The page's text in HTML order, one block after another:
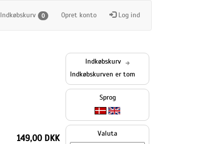
Indkøbskurv 0 Opret konto Log ind
149,00 DKK
Indkøbskurv
Indkøbskurven er tom
Sprog
Valuta